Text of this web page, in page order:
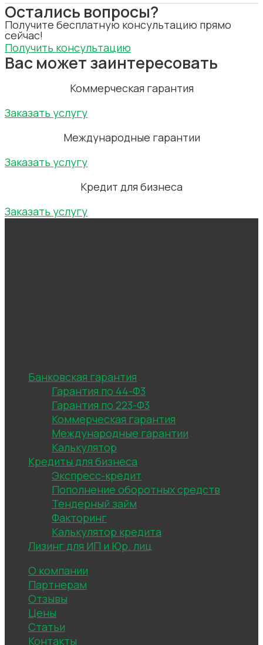
Остались вопросы?
Получите бесплатную консультацию прямо
сейчас!
Получить консультацию
Вас может заинтересовать
Коммерческая гарантия
Заказать услугу
Международные гарантии
Заказать услугу
Кредит для бизнеса
Заказать услугу
Банковская гарантия
Гарантия по 44-Ф3
Гарантия по 223-Ф3
Коммерческая гарантия
Международные гарантии
Калькулятор
Кредиты для бизнеса
Экспресс-кредит
Пополнение оборотных средств
Тендерный займ
Факторинг
Калькулятор кредита
Лизинг для ИП и Юр. лиц
О компании
Партнерам
Отзывы
Цены
Статьи
Контакты